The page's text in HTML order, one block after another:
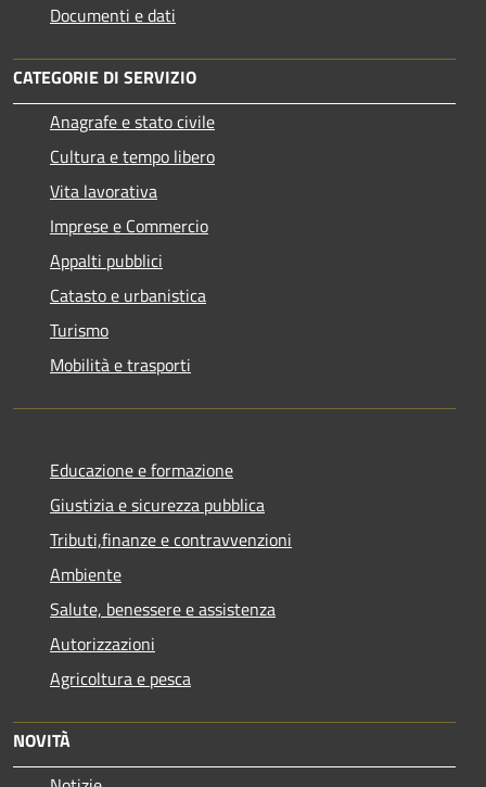
Documenti e dati
CATEGORIE DI SERVIZIO
Anagrafe e stato civile
Cultura e tempo libero
Vita lavorativa
Imprese e Commercio
Appalti pubblici
Catasto e urbanistica
Turismo
Mobilità e trasporti
Educazione e formazione
Giustizia e sicurezza pubblica
Tributi,finanze e contravvenzioni
Ambiente
Salute, benessere e assistenza
Autorizzazioni
Agricoltura e pesca
NOVITÀ